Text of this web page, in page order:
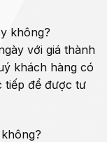
không?
với giá thành
khách hàng có
tiếp để được tư